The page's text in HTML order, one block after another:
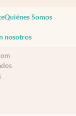
Quiénes Somos
nosotros